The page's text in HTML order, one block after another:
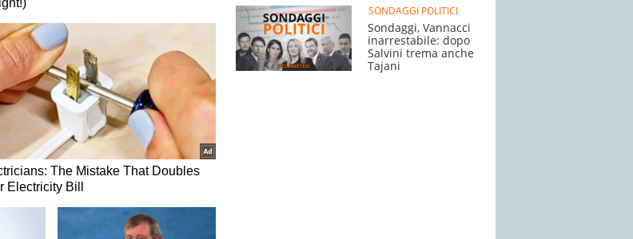
SONDAGGI POLITICI
Sondaggi, Vannacci
inarrestabile: dopo
Salvini trema anche
Tajani